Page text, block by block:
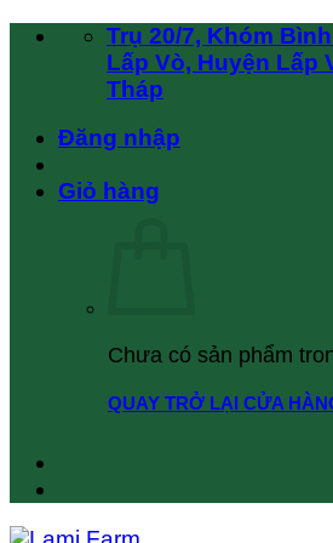
Chuyển
Trụ 20/7, Khóm
Lấp Vò, Huyện Lấp
Tháp
Đăng nhập
Giỏ hàng
Chưa có sản phẩm
QUAY TRỞ LẠI CỬA